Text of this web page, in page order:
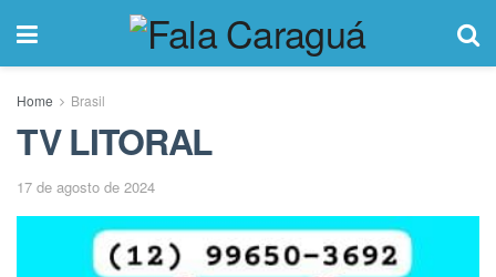
Home Brasil
TV LITORAL
17 de agosto de 2024